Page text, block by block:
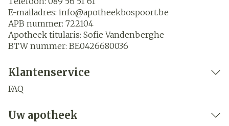
E-mailadres: info@apotheekbospoort.be
APB nummer: 722104
Apotheek titularis: Sofie Vandenberghe
BTW nummer: BE0426680036
Klantenservice
FAQ
Uw apotheek